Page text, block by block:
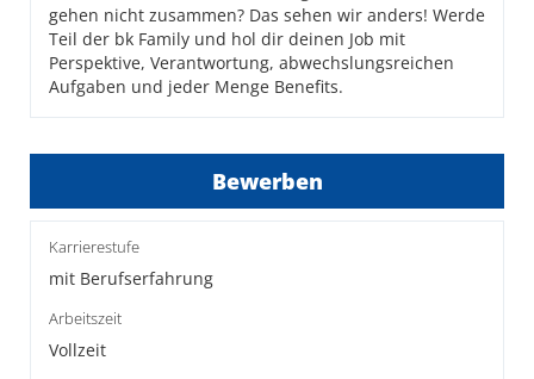
gehen nicht zusammen? Das sehen wir anders! Werde
Teil der bk Family und hol dir deinen Job mit
Perspektive, Verantwortung, abwechslungsreichen
Aufgaben und jeder Menge Benefits.
Bewerben
Karrierestufe
mit Berufserfahrung
Arbeitszeit
Vollzeit